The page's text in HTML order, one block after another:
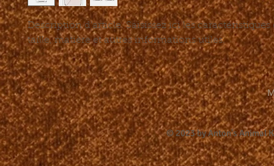
Description d'article. Saisissez ici les caractéristiques
taille, matière et autres informations utiles.
© 2023 by Anton's Animal